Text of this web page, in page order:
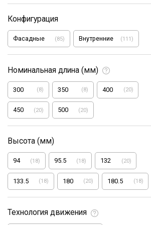
Конфигурация
Фасадные (85) Внутренние (111)
Номинальная длина (мм)
300 (8) 350 (8) 400 (20)
450 (20) 500 (20)
Высота (мм)
94 (18) 95.5 (18) 132 (20)
133.5 (18) 180 (20) 180.5 (18)
Технология движения